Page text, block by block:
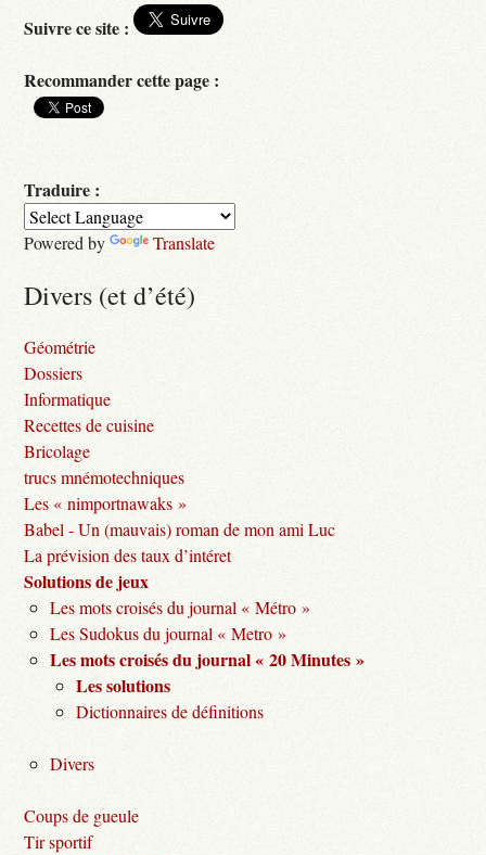
Suivre ce site :
Recommander cette page :
Traduire :
Powered by Translate
Divers (et d’été)
Géométrie
Dossiers
Informatique
Recettes de cuisine
Bricolage
trucs mnémotechniques
Les « nimportnawaks »
Babel - Un (mauvais) roman de mon ami Luc
La prévision des taux d’intéret
Solutions de jeux
Les mots croisés du journal « Métro »
Les Sudokus du journal « Metro »
Les mots croisés du journal « 20 Minutes »
Les solutions
Dictionnaires de définitions
Divers
Coups de gueule
Tir sportif